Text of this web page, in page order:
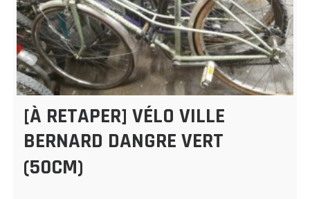
[À RETAPER] VÉLO VILLE
BERNARD DANGRE VERT
(50CM)